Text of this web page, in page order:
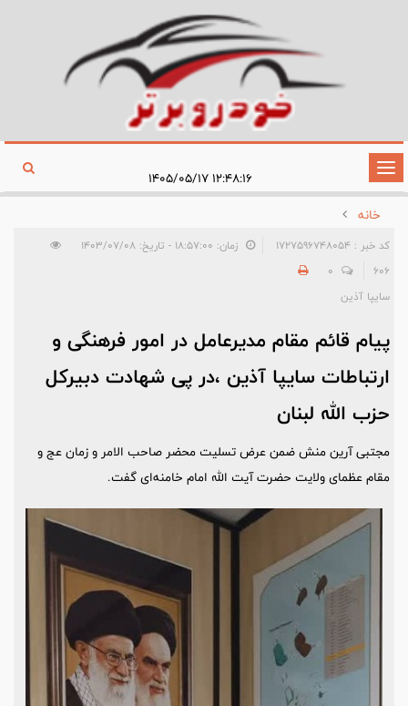
تغییر
وضعیت
ناوبری
۱۲:۴۸:۱۶ ۱۴۰۵/۰۵/۱۷
خانه
کد خبر : 1727596748054
زمان: ۱۸:۵۷:۰۰ - تاریخ: ۱۴۰۳/۰۷/۰۸
606
0
سایپا آذین
پیام قائم مقام مدیرعامل در امور فرهنگی و
ارتباطات سایپا آذین ،در پی شهادت دبیرکل
حزب الله لبنان
مجتبی آرین منش ضمن عرض تسلیت محضر صاحب الامر و زمان عج و
مقام عظمای ولایت حضرت آیت الله امام خامنه‌ای گفت.